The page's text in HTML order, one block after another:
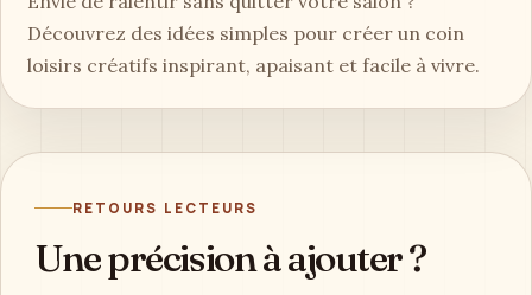
Découvrez des idées simples pour créer un coin
loisirs créatifs inspirant, apaisant et facile à vivre.
RETOURS LECTEURS
Une précision à ajouter ?